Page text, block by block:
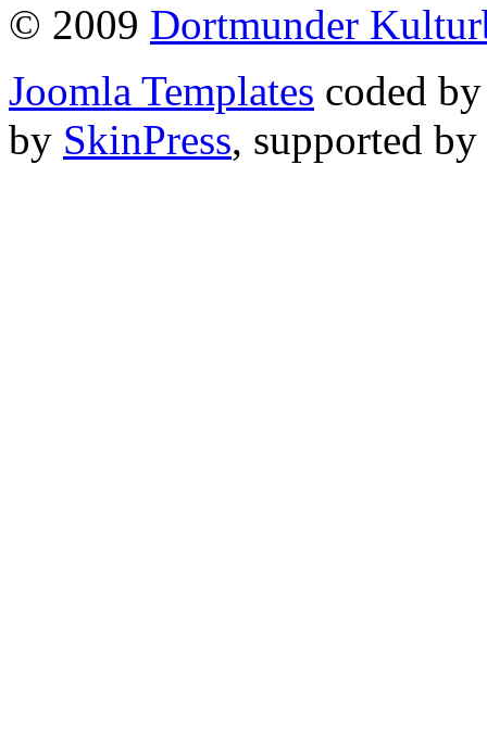
© 2009 Dortmunder
Joomla Templates coded
by SkinPress, supported by